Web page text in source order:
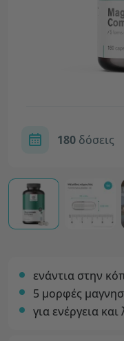
180 δόσεις
ενάντια στην
5 μορφές
για ενέργεια